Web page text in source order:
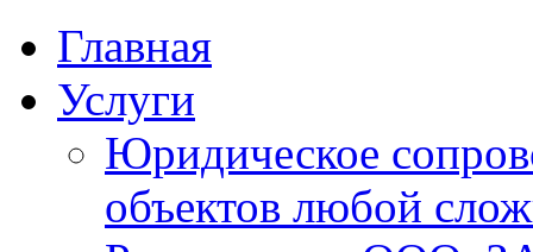
Главная
Услуги
Юридическое
объектов любой